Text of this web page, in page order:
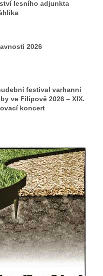
kláštera
v
v
Masaryka
lesního adjunkta
2026
festival varhanní
ve Filipově 2026 – XIX.
koncert